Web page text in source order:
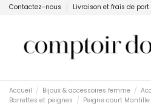
Contactez-nous Livraison et frais de port
Accueil Bijoux & accessoires femme
Barrettes et peignes
Peigne court Mantille